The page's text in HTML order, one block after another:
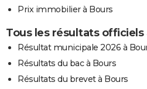
Prix immobilier à Bours
Tous les résultats officiels
Résultat municipale 2026 à
Résultats du bac à Bours
Résultats du brevet à Bours